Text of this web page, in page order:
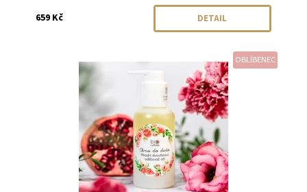
659 Kč
DETAIL
OBLÍBENEC
Dostupnost:
Skladem
Biorythme